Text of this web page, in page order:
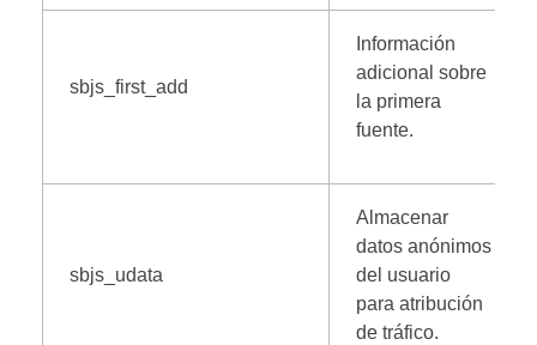
sbjs_first_add
Información
adicional sobre
la primera
fuente.
sbjs_udata
Almacenar
datos anónimos
del usuario
para atribución
de tráfico.